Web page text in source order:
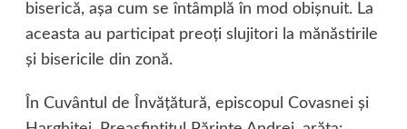
biserică, aşa cum se întâmplă în mod obişnuit. La
aceasta au participat preoţi slujitori la mănăstirile
şi bisericile din zonă.
În Cuvântul de Învăţătură, episcopul Covasnei şi